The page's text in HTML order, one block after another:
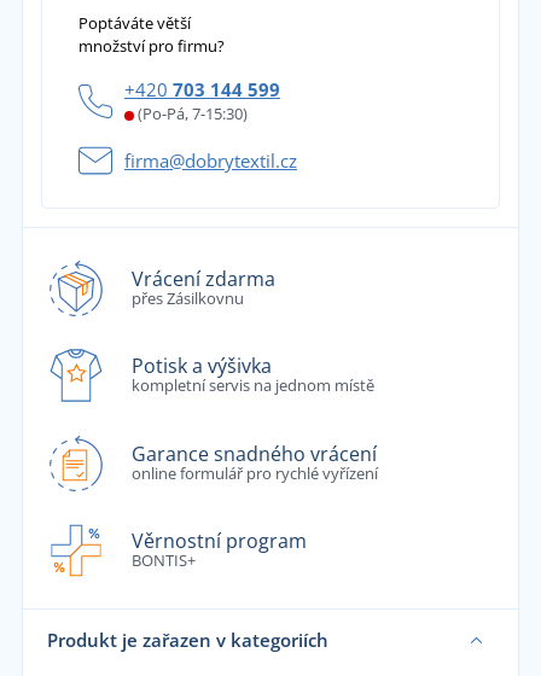
Poptáváte větší
množství pro firmu?
+420 703 144 599
(Po-Pá, 7-15:30)
firma@dobrytextil.cz
Vrácení zdarma
přes Zásilkovnu
Potisk a výšivka
kompletní servis na jednom místě
Garance snadného vrácení
online formulář pro rychlé vyřízení
Věrnostní program
BONTIS+
Produkt je zařazen v kategoriích